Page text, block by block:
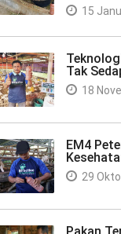
15
Tak
18
EM4
29